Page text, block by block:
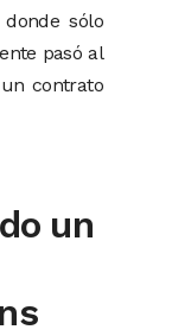
donde sólo
pasó al
contrato
un